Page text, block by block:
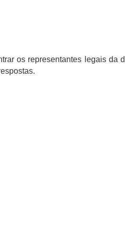
os representantes legais da